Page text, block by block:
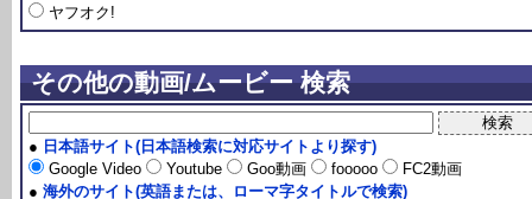
ヤフオク!
その他の動画/ムービー 検索
● 日本語サイト(日本語検索に対応サイトより探す)
Google Video
Youtube Goo動画 fooooo
FC2動画
● 海外のサイト(英語または、ローマ字タイトルで検索)